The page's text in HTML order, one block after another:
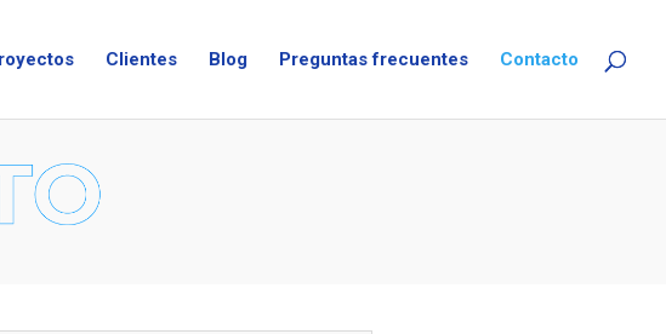
Clientes Blog Preguntas frecuentes Contacto